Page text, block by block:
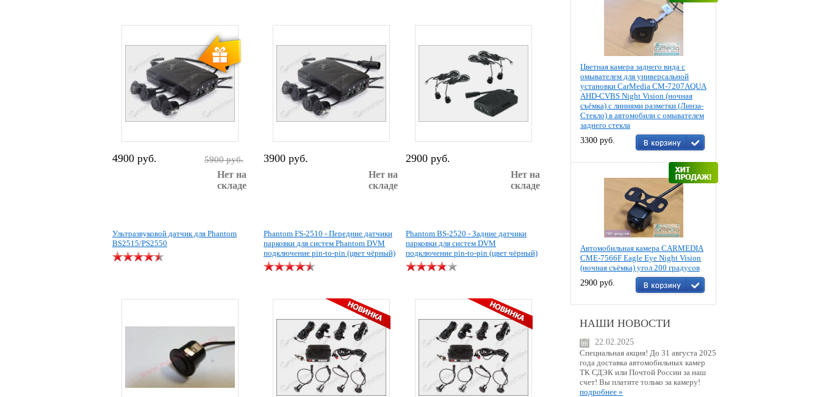
Цветная камера заднего вида c
омывателем для универсальной
установки CarMedia CM-7207AQUA
AHD-CVBS Night Vision (ночная
съёмка) с линиями разметки (Линза-
Стекло) в автомобили с омывателем
заднего стекла
3300 руб.
Автомобильная камера CARMEDIA
CME-7566F Eagle Eye Night Vision
(ночная съёмка) угол 200 градусов
2900 руб.
НАШИ НОВОСТИ
22.02.2025
Специальная акция! До 31 августа 2025
года доставка автомобильных камер
ТК СДЭК или Почтой России за наш
счет! Вы платите только за камеру!
подробнее »
4900 руб. 5900 руб.
Нет на
складе
3900 руб.
Нет на
складе
2900 руб.
Нет на
складе
Ультразвуковой датчик для Phantom
BS2515/PS2550
Phantom FS-2510 - Передние датчики
парковки для систем Phantom DVM
подключение pin-to-pin (цвет чёрный)
Phantom BS-2520 - Задние датчики
парковки для систем DVM
подключение pin-to-pin (цвет чёрный)